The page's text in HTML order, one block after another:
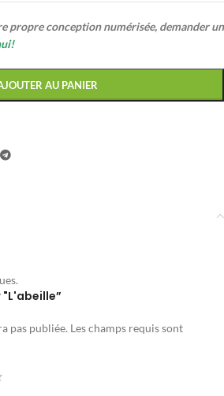
propre conception numérisée, demander un
AU PANIER
pas publiée. Les champs requis sont